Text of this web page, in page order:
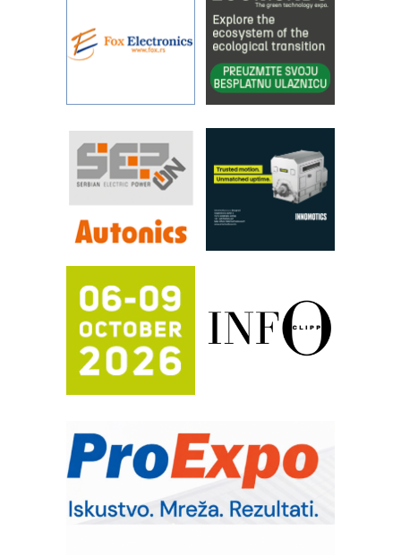
IBeRTIM - oprema za ispitivanje
kontrole kvaliteta
STAUFF – Komponente koje
povećavaju pouzdanost hidrauličkih
pouzdanost u transferu fluida
Filtration Group Industrial – Napredna
rešenja za filtraciju u hidrauličkim i
procesnim sistemima
RILINEX kompanije Rittal
FANUC: Najbolje za vašu pametnu
Efikasno upravljanje energijom
Automatizacija pakovanja · Display
(Shelf-Ready) omotnice
Potpuna efikasnost bez složenih
sistema
Trajna oznaka kao dugoročna korist
IB BLUMENAUER - više od 40 godina
poverenja u industriji
RMQ-TITAN ADVANCED INDICATOR
– Pametna signalizacija za efikasnije
upravljanje mašinama